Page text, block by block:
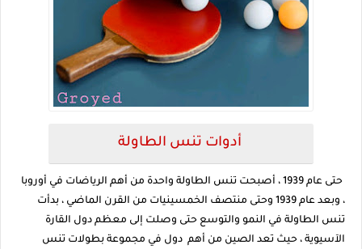
أدوات تنس الطاولة
حتى عام 1939 ، أصبحت تنس الطاولة واحدة من أهم الرياضات في أوروبا
، وبعد عام 1939 وحتى منتصف الخمسينيات من القرن الماضي ، بدأت
تنس الطاولة في النمو والتوسع حتى وصلت إلى معظم دول القارة
الآسيوية ، حيث تعد الصين من أهم دول في مجموعة بطولات تنس